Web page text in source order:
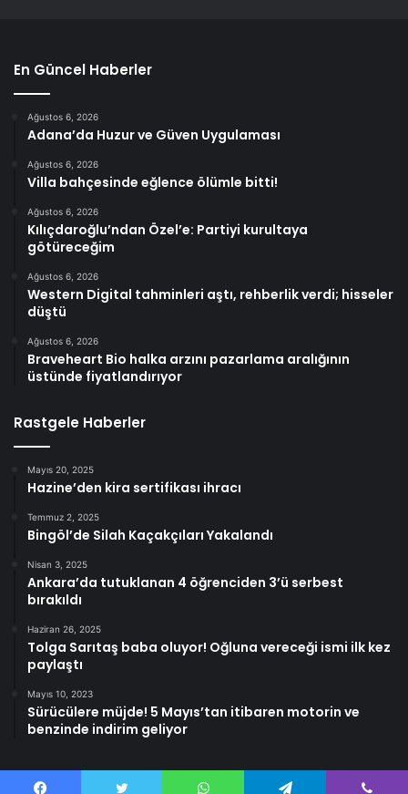
En Güncel Haberler
Ağustos 6, 2026
Adana’da Huzur ve Güven Uygulaması
Ağustos 6, 2026
Villa bahçesinde eğlence ölümle bitti!
Ağustos 6, 2026
Kılıçdaroğlu’ndan Özel’e: Partiyi kurultaya
götüreceğim
Ağustos 6, 2026
Western Digital tahminleri aştı, rehberlik verdi; hisseler
düştü
Ağustos 6, 2026
Braveheart Bio halka arzını pazarlama aralığının
üstünde fiyatlandırıyor
Rastgele Haberler
Mayıs 20, 2025
Hazine’den kira sertifikası ihracı
Temmuz 2, 2025
Bingöl’de Silah Kaçakçıları Yakalandı
Nisan 3, 2025
Ankara’da tutuklanan 4 öğrenciden 3’ü serbest
bırakıldı
Haziran 26, 2025
Tolga Sarıtaş baba oluyor! Oğluna vereceği ismi ilk kez
paylaştı
Mayıs 10, 2023
Sürücülere müjde! 5 Mayıs’tan itibaren motorin ve
benzinde indirim geliyor